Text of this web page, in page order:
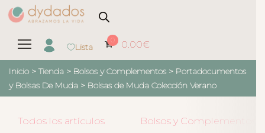
Lista
0 0.00€
Inicio > Tienda > Bolsos y Complementos > Portadocumentos
y Bolsas De Muda > Bolsas de Muda Colección Verano
Todos los artículos Bolsos y Complementos